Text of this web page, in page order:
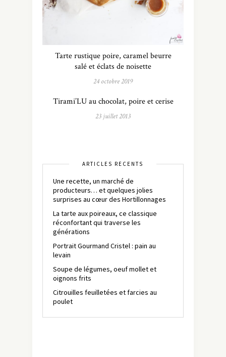
Tarte rustique poire, caramel beurre
salé et éclats de noisette
24 octobre 2019
Tirami’LU au chocolat, poire et cerise
23 juillet 2013
ARTICLES RÉCENTS
Une recette, un marché de
producteurs… et quelques jolies
surprises au cœur des Hortillonnages
La tarte aux poireaux, ce classique
réconfortant qui traverse les
générations
Portrait Gourmand Cristel : pain au
levain
Soupe de légumes, oeuf mollet et
oignons frits
Citrouilles feuilletées et farcies au
poulet